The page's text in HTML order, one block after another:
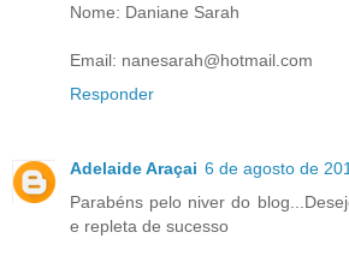
Nome: Daniane Sarah
Email: nanesarah@hotmail.com
Responder
Adelaide Araçai 6 de agosto de
Parabéns pelo niver do
e repleta de sucesso